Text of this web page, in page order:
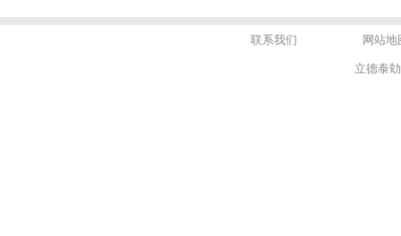
联系我们 网站地
立德泰